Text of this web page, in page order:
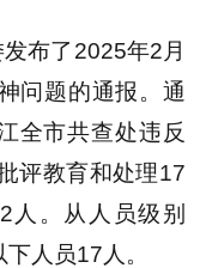
布了2025年2月
问题的通报。通
全市共查处违反
评教育和处理17
人。从人员级别
人员17人。